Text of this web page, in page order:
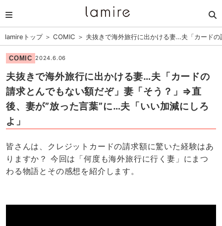
lamireトップ＞ COMIC ＞ 夫抜きで海外旅行に出かける妻…夫「カード
COMIC 2024.6.06
夫抜きで海外旅行に出かける妻…夫「カードの
請求とんでもない額だぞ」妻「そう？」⇒直
後、妻が”放った言葉”に…夫「いい加減にしろ
よ」
皆さんは、クレジットカードの請求額に驚いた経験はあ
りますか？ 今回は「何度も海外旅行に行く妻」にまつ
わる物語とその感想を紹介します。